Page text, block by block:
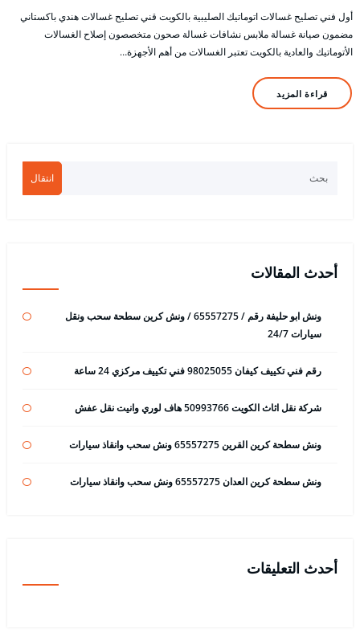
أول فني تصليح غسالات اتوماتيك الصليبية بالكويت قني تصليح غسالات هندي باكستاني
مضمون صيانة غسالة ملابس نشافات غسالة صحون متخصصون إصلاح الغسالات
الأتوماتيك والعادية بالكويت تعتبر الغسالات من أهم الأجهزة…
قراءة المزيد
انتقال
أحدث المقالات
ونش ابو حليفة رقم / 65557275 / ونش كرين سطحة سحب ونقل
سيارات 24/7
رقم فني تكييف كيفان 98025055 فني تكييف مركزي 24 ساعة
شركة نقل اثاث الكويت 50993766 هاف لوري وانيت نقل عفش
ونش سطحة كرين القرين 65557275 ونش سحب وانقاذ سيارات
ونش سطحة كرين العدان 65557275 ونش سحب وانقاذ سيارات
أحدث التعليقات